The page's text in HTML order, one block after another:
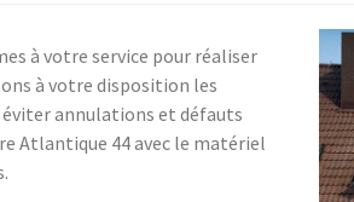
à votre service pour réaliser
à votre disposition les
annulations et défauts
Atlantique 44 avec le matériel